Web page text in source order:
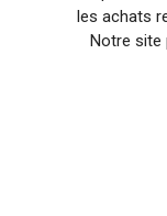
les achats
Notre site